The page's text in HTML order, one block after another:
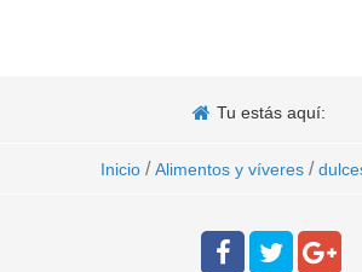
Tu estás aquí:
Inicio / Alimentos y víveres /